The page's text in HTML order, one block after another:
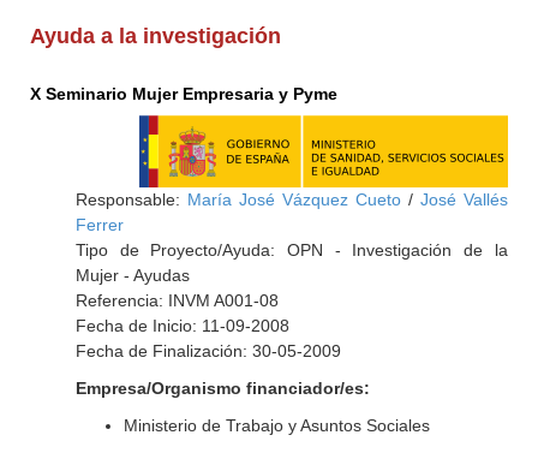
Ayuda a la investigación
X Seminario Mujer Empresaria y Pyme
Responsable: María José Vázquez Cueto/ José Vallés
Ferrer
Tipo de Proyecto/Ayuda: OPN - Investigación de la
Mujer - Ayudas
Referencia: INVM A001-08
Fecha de Inicio: 11-09-2008
Fecha de Finalización: 30-05-2009
Empresa/Organismo financiador/es:
Ministerio de Trabajo y Asuntos Sociales